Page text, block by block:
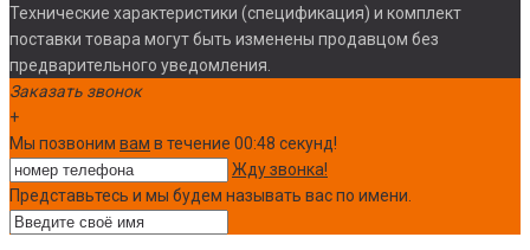
Технические характеристики (спецификация) и комплект
поставки товара могут быть изменены продавцом без
предварительного уведомления.
Заказать звонок
+
Мы позвоним вам в течение 00:48 секунд!
Жду звонка!
Представьтесь и мы будем называть вас по имени.